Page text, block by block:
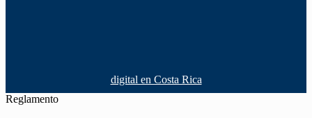
digital en Costa Rica
Reglamento